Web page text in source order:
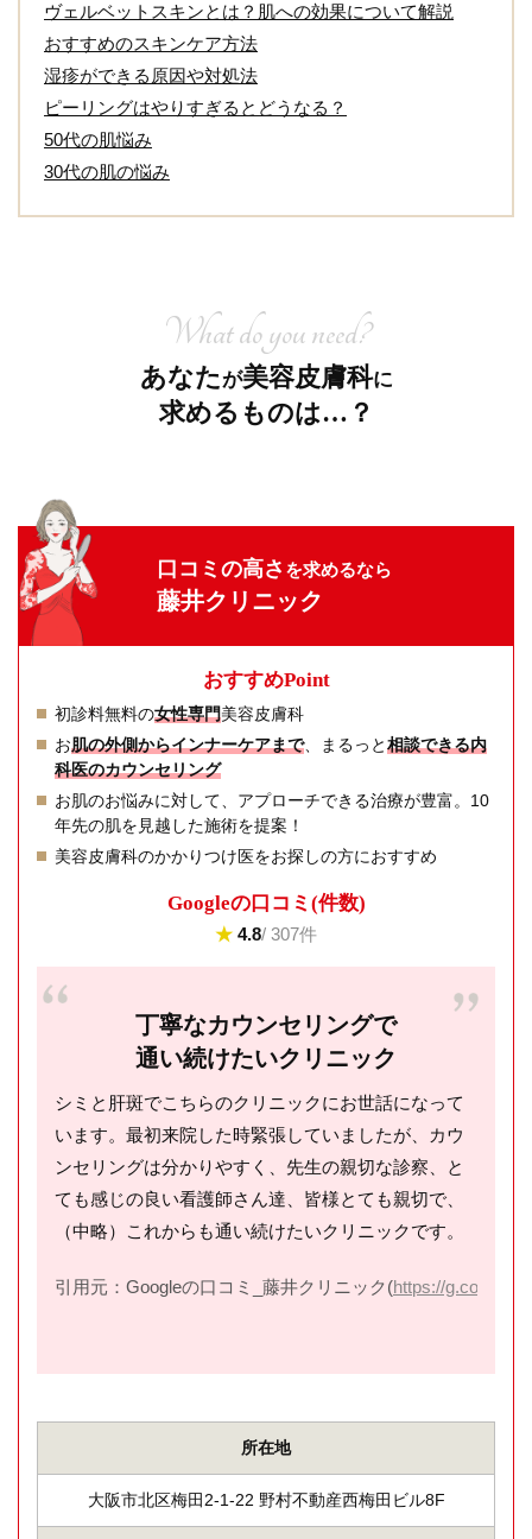
ヴェルベットスキンとは？肌への効果について解説
おすすめのスキンケア方法
湿疹ができる原因や対処法
ピーリングはやりすぎるとどうなる？
50代の肌悩み
30代の肌の悩み
What do you need?
あなたが美容皮膚科に
求めるものは…？
口コミの高さ を求めるなら
藤井クリニック
おすすめPoint
初診料無料の女性専門美容皮膚科
お肌の外側からインナーケアまで、まるっと相談できる内
科医のカウンセリング
お肌のお悩みに対して、アプローチできる治療が豊富。10
年先の肌を見越した施術を提案！
美容皮膚科のかかりつけ医をお探しの方におすすめ
Googleの⼝コミ(件数)
★ 4.8/ 307件
丁寧なカウンセリングで
通い続けたいクリニック
シミと肝斑でこちらのクリニックにお世話になって
います。最初来院した時緊張していましたが、カウ
ンセリングは分かりやすく、先生の親切な診察、と
ても感じの良い看護師さん達、皆様とても親切で、
（中略）これからも通い続けたいクリニックです。
引用元：Googleの口コミ_藤井クリニック(https://g.co/kgs/
所在地
大阪市北区梅田2-1-22 野村不動産西梅田ビル8F